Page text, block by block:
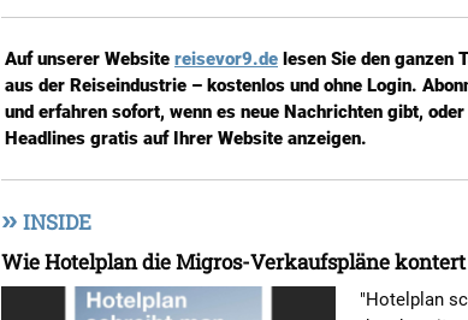
Auf unserer Website reisevor9.de lesen Sie den ganzen
aus der Reiseindustrie – kostenlos und ohne Login.
und erfahren sofort, wenn es neue Nachrichten gibt,
Headlines gratis auf Ihrer Website anzeigen.
» INSIDE
Wie Hotelplan die Migros-Verkaufspläne kontert
"Hotelplan